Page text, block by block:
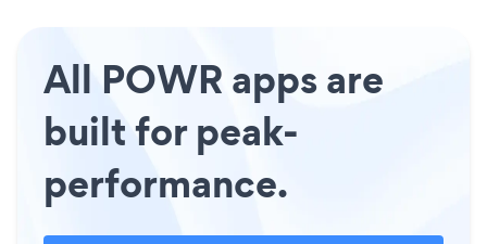
All POWR apps are
built for peak-
performance.